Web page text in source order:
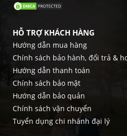
HỖ TRỢ KHÁCH HÀNG
Hướng dẫn mua hàng
Chính sách bảo hành, đổi trả &
Hướng dẫn thanh toán
Chính sách bảo mật
Hướng dẫn bảo quản
Chính sách vận chuyển
Tuyển dụng chi nhánh đại lý